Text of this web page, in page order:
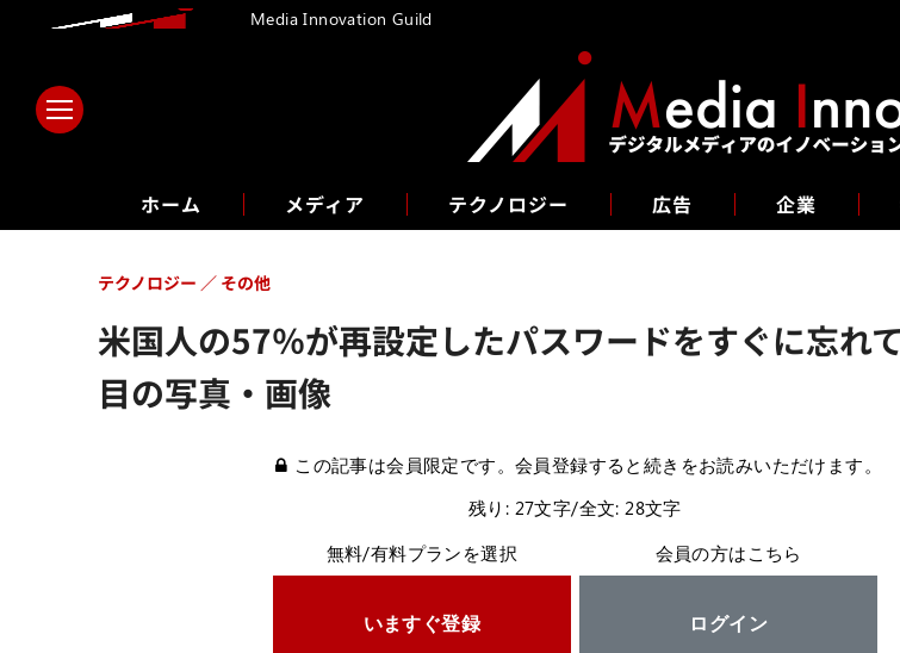
ホーム メディア テクノロジー 広告 企業
米国人の57％が再設定したパスワードをすぐに忘れ
目の写真・画像
テクノロジー その他
この記事は会員限定です。会員登録すると続きをお読みいただけます。
残り: 27文字/全文: 28文字
無料/有料プランを選択
いますぐ登録
会員の方はこちら
ログイン
Media Innovation Guild